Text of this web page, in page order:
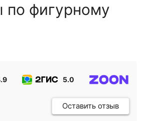
по фигурному
5.0
Оставить отзыв